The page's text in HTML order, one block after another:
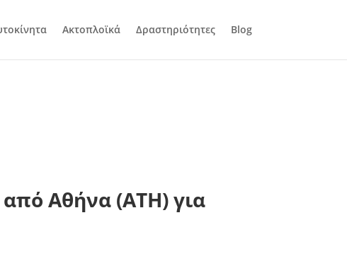
Ακτοπλοϊκά Δραστηριότητες Blog
Αθήνα (ATH) για